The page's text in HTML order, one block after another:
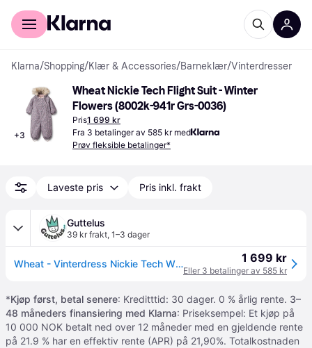
For kunder
Klarna/Shopping/Klær & Accessories/Barneklær/Vinterdresser
+3
Wheat Nickie Tech Flight Suit - Winter
Flowers (8002k-941r Grs-0036)
Pris1 699 kr
Fra 3 betalinger av 585 kr med
Prøv fleksible betalinger*
Laveste pris Pris inkl. frakt
Guttelus
39 kr frakt, 1–3 dager
Wheat - Vinterdress Nickie Tech Winter Flowers 1 699 kr
Eller 3 betalinger av 585 kr
*Kjøp først, betal senere: Kreditttid: 30 dager. 0 % årlig rente. 3–
48 måneders finansiering med Klarna: Priseksempel: Et kjøp på
10 000 NOK betalt ned over 12 måneder med en gjeldende rente
på 21.9 % har en effektiv rente (APR) på 21,90%. Totalkostnaden